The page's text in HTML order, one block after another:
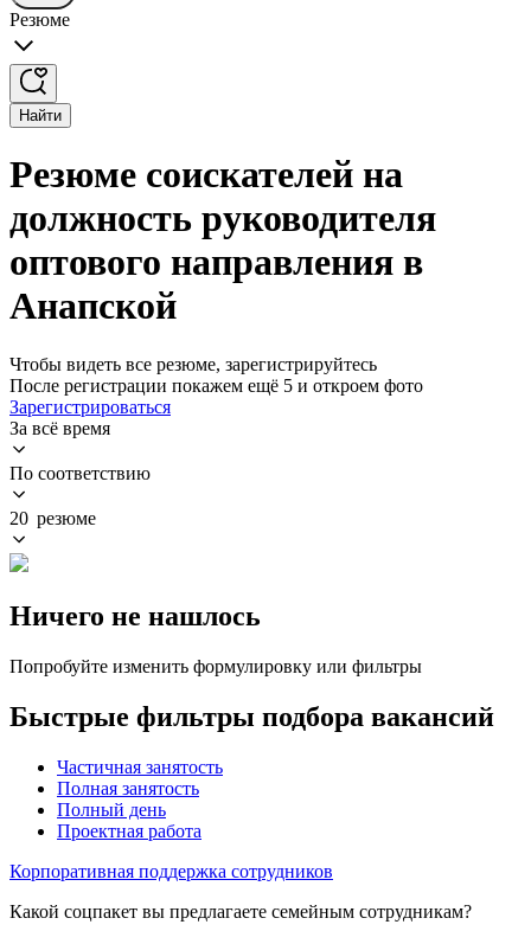
Резюме
Найти
Резюме соискателей на
должность руководителя
оптового направления в
Анапской
Чтобы видеть все резюме, зарегистрируйтесь
После регистрации покажем ещё 5 и откроем фото
Зарегистрироваться
За всё время
По соответствию
20 резюме
Ничего не нашлось
Попробуйте изменить формулировку или фильтры
Быстрые фильтры подбора вакансий
Частичная занятость
Полная занятость
Полный день
Проектная работа
Корпоративная поддержка сотрудников
Какой соцпакет вы предлагаете семейным сотрудникам?